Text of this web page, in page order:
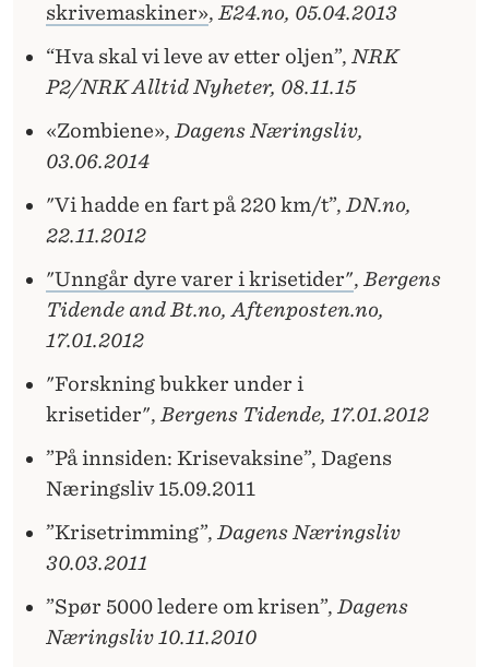
skrivemaskiner», E24.no, 05.04.2013
“Hva skal vi leve av etter oljen”, NRK
P2/NRK Alltid Nyheter, 08.11.15
«Zombiene», Dagens Næringsliv,
03.06.2014
"Vi hadde en fart på 220 km/t”, DN.no,
22.11.2012
"Unngår dyre varer i krisetider", Bergens
Tidende and Bt.no, Aftenposten.no,
17.01.2012
"Forskning bukker under i
krisetider", Bergens Tidende, 17.01.2012
”På innsiden: Krisevaksine”, Dagens
Næringsliv 15.09.2011
”Krisetrimming”, Dagens Næringsliv
30.03.2011
”Spør 5000 ledere om krisen”, Dagens
Næringsliv 10.11.2010